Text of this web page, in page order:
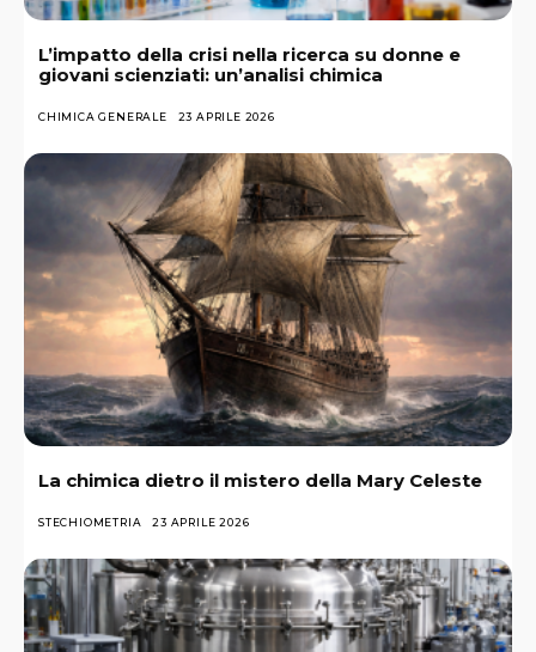
L’impatto della crisi nella ricerca su donne e
giovani scienziati: un’analisi chimica
CHIMICA GENERALE 23 APRILE 2026
La chimica dietro il mistero della Mary Celeste
STECHIOMETRIA 23 APRILE 2026